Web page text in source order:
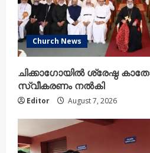
Church News
ചിക്കാഗോയിൽ ശ്രേഷ്ഠ
സ്വീകരണം നൽകി
Editor August 7, 2026